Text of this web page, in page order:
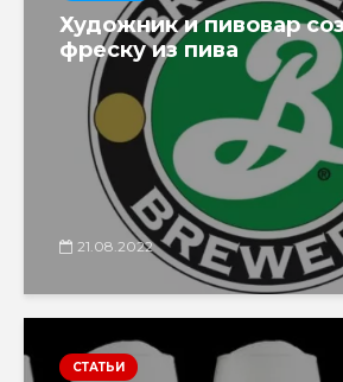
Художник и пивовар
фреску из пива
21.08.2022
СТАТЬИ